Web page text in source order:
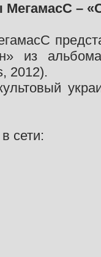
–
из
2012).
сети: